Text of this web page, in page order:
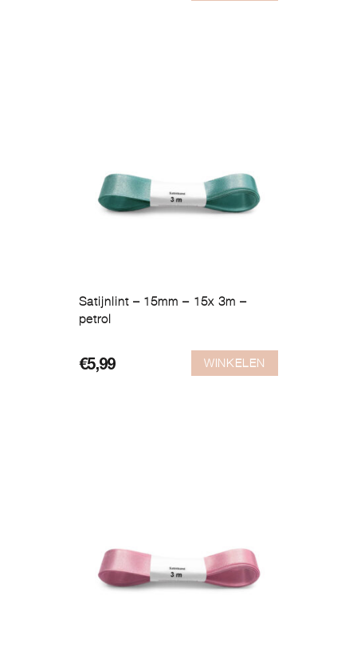
Satijnlint – 15mm – 15x 3m –
petrol
€5,99 WINKELEN